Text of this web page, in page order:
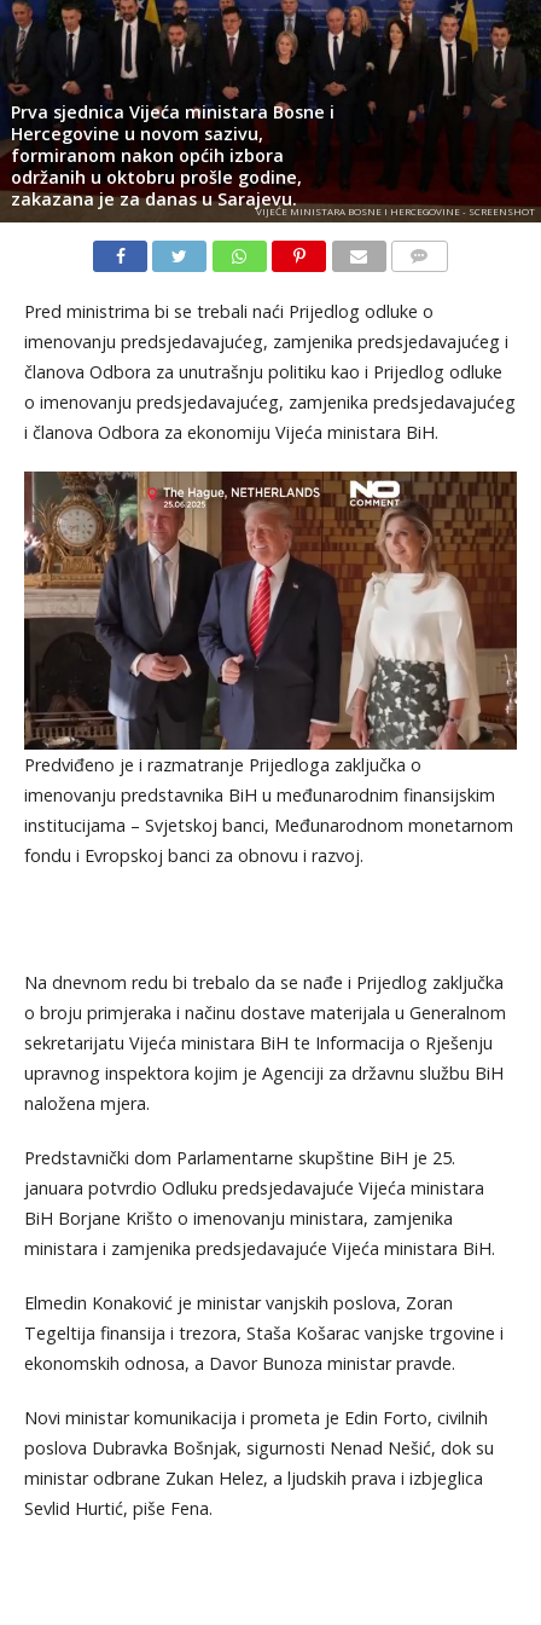
Prva sjednica Vijeća ministara Bosne i
Hercegovine u novom sazivu,
formiranom nakon općih izbora
održanih u oktobru prošle godine,
zakazana je za danas u Sarajevu.
VIJEĆE MINISTARA BOSNE I HERCEGOVINE - SCREENSHOT
Pred ministrima bi se trebali naći Prijedlog odluke o
imenovanju predsjedavajućeg, zamjenika predsjedavajućeg i
članova Odbora za unutrašnju politiku kao i Prijedlog odluke
o imenovanju predsjedavajućeg, zamjenika predsjedavajućeg
i članova Odbora za ekonomiju Vijeća ministara BiH.
Predviđeno je i razmatranje Prijedloga zaključka o
imenovanju predstavnika BiH u međunarodnim finansijskim
institucijama – Svjetskoj banci, Međunarodnom monetarnom
fondu i Evropskoj banci za obnovu i razvoj.
Na dnevnom redu bi trebalo da se nađe i Prijedlog zaključka
o broju primjeraka i načinu dostave materijala u Generalnom
sekretarijatu Vijeća ministara BiH te Informacija o Rješenju
upravnog inspektora kojim je Agenciji za državnu službu BiH
naložena mjera.
Predstavnički dom Parlamentarne skupštine BiH je 25.
januara potvrdio Odluku predsjedavajuće Vijeća ministara
BiH Borjane Krišto o imenovanju ministara, zamjenika
ministara i zamjenika predsjedavajuće Vijeća ministara BiH.
Elmedin Konaković je ministar vanjskih poslova, Zoran
Tegeltija finansija i trezora, Staša Košarac vanjske trgovine i
ekonomskih odnosa, a Davor Bunoza ministar pravde.
Novi ministar komunikacija i prometa je Edin Forto, civilnih
poslova Dubravka Bošnjak, sigurnosti Nenad Nešić, dok su
ministar odbrane Zukan Helez, a ljudskih prava i izbjeglica
Sevlid Hurtić, piše Fena.